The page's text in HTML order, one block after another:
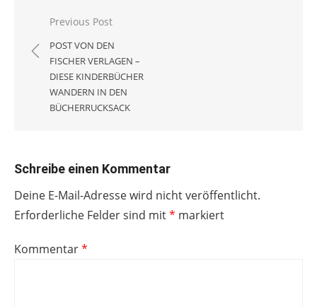
Beitragsnavigation
Previous Post
POST VON DEN
FISCHER VERLAGEN –
DIESE KINDERBÜCHER
WANDERN IN DEN
BÜCHERRUCKSACK
Schreibe einen Kommentar
Deine E-Mail-Adresse wird nicht veröffentlicht.
Erforderliche Felder sind mit* markiert
Kommentar*